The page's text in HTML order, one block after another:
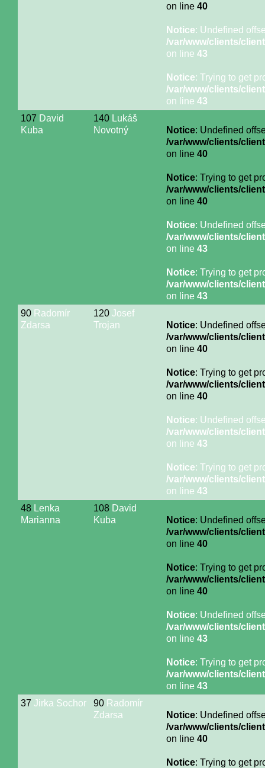
on line 40
Notice: Undefined
/var/www/clients/
on line 43
Notice: Trying to get
/var/www/clients/
on line 43
107 David
Kuba
140 Lukáš
Novotný
Notice: Undefined
/var/www/clients/
on line 40
Notice: Trying to get
/var/www/clients/
on line 40
Notice: Undefined
/var/www/clients/
on line 43
Notice: Trying to get
/var/www/clients/
on line 43
90 Radomír
Zdarsa
120 Josef
Trojan
Notice: Undefined
/var/www/clients/
on line 40
Notice: Trying to get
/var/www/clients/
on line 40
Notice: Undefined
/var/www/clients/
on line 43
Notice: Trying to get
/var/www/clients/
on line 43
48 Lenka
Marianna
108 David
Kuba
Notice: Undefined
/var/www/clients/
on line 40
Notice: Trying to get
/var/www/clients/
on line 40
Notice: Undefined
/var/www/clients/
on line 43
Notice: Trying to get
/var/www/clients/
on line 43
37 Jirka Sochor 90 Radomír
Zdarsa
Notice: Undefined
/var/www/clients/
on line 40
Notice: Trying to get